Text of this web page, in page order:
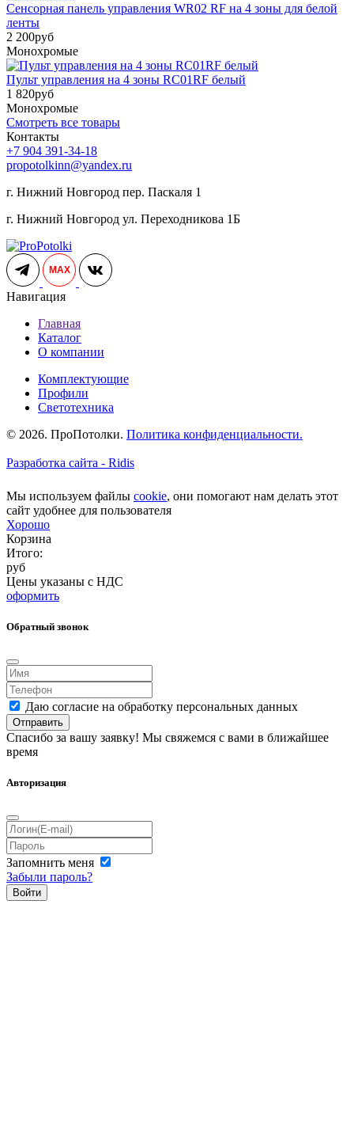
Сенсорная панель управления WR02 RF на 4 зоны для белой
ленты
2 200руб
Монохромые
Пульт управления на 4 зоны RC01RF белый
1 820руб
Монохромые
Смотреть все товары
Контакты
+7 904 391-34-18
propotolkinn@yandex.ru
г. Нижний Новгород пер. Паскаля 1
г. Нижний Новгород ул. Переходникова 1Б
MAX
Навигация
Главная
Каталог
О компании
Комплектующие
Профили
Светотехника
© 2026. ПроПотолки. Политика конфиденциальности.
Разработка сайта - Ridis
Мы используем файлы cookie, они помогают нам делать этот
сайт удобнее для пользователя
Хорошо
Корзина
Итого:
руб
Цены указаны с НДС
оформить
Обратный звонок
Даю согласие на обработку персональных данных
Отправить
Спасибо за вашу заявку! Мы свяжемся с вами в ближайшее
время
Авторизация
Запомнить меня
Забыли пароль?
Войти